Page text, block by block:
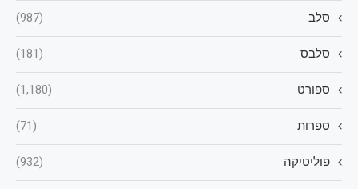
סלב (987)
סלבס (181)
ספורט (1,180)
ספרות (71)
פוליטיקה (932)